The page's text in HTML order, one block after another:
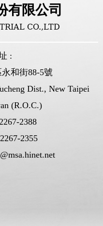
有限公司
CO.,LTD
:
和街88-5號
Dist., New Taipei
(R.O.C.)
2388
2355